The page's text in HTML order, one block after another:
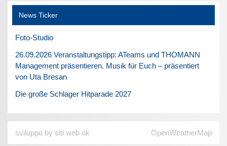
News Ticker
Foto-Studio
26.09.2026 Veranstaltungstipp: ATeams und THOMANN
Management präsentieren. Musik für Euch – präsentiert
von Uta Bresan
Die große Schlager Hitparade 2027
sviluppo by siti web ok OpenWeatherMap